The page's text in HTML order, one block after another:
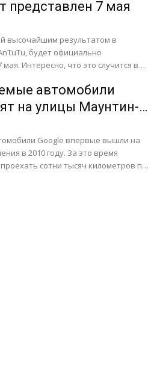
представлен 7 мая
высочайшим результатом в
будет официально
Интересно, что это случится в
автомобили
на улицы Маунтин-
Google впервые вышли на
в 2010 году. За это время
сотни тысяч километров по